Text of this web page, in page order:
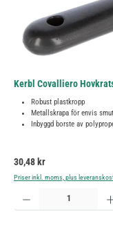
Kerbl Covalliero
Robust plastkropp
Metallskrapa för envis
Inbyggd borste av
Ordinarie pris:
30,48 kr
Priser inkl. moms, plus
Produktkvantitet: Ange önskat